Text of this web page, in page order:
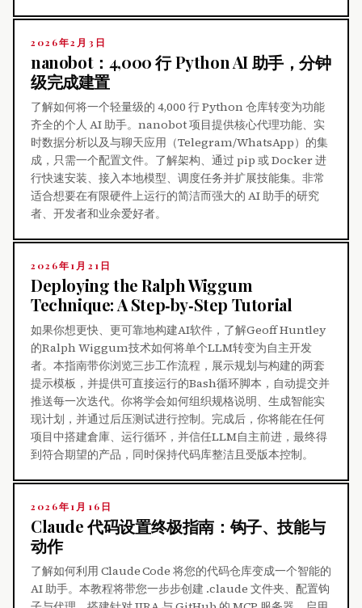
2026年2月3日
nanobot：4,000 行 Python AI 助手，分钟
级完成建置
了解如何将一个轻量级的 4,000 行 Python 仓库转变为功能
齐全的个人 AI 助手。nanobot 项目提供核心代理功能、实
时数据分析以及与聊天应用（Telegram/WhatsApp）的集
成，只需一个配置文件。了解架构、通过 pip 或 Docker 进
行快速安装、接入本地模型、调度任务并扩展技能集。非常
适合想要在有限硬件上运行的简洁而强大的 AI 助手的研究
者、开发者和业余爱好者。
2026年1月21日
Deploying the Ralph Wiggum
Technique: A Step‑by‑Step Tutorial
如果你想更快、更可靠地构建AI软件，了解Geoff Huntley
的Ralph Wiggum技术如何将单个LLM转变为自主开发
者。本指南带你浏览三步工作流程，展示规划与构建的两套
提示模板，并提供可直接运行的Bash循环脚本，自动提交并
推送每一次迭代。你将学会如何组织规格说明、生成智能实
现计划，并通过后压测试进行控制。完成后，你将能在任何
项目中搭建倉庫、运行循环，并信任LLM自主前进，最终得
到符合期望的产品，同时保持代码库整洁且受版本控制。
2026年1月16日
Claude 代码设置终极指南：钩子、技能与
动作
了解如何利用 Claude Code 将您的代码仓库变成一个智能的
AI 助手。本教程将带您一步步创建 .claude 文件夹、配置钩